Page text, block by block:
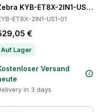
SupplyKYB-ET8X-2IN1-US1-
ET8X-2IN1-US1-01
€
Auf Lager
Versand
in 3 days